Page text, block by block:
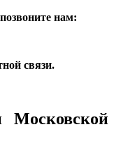
нам:
связи.